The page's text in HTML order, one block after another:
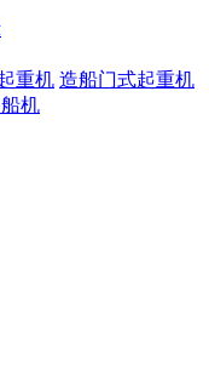
重机 造船门式起重机
机